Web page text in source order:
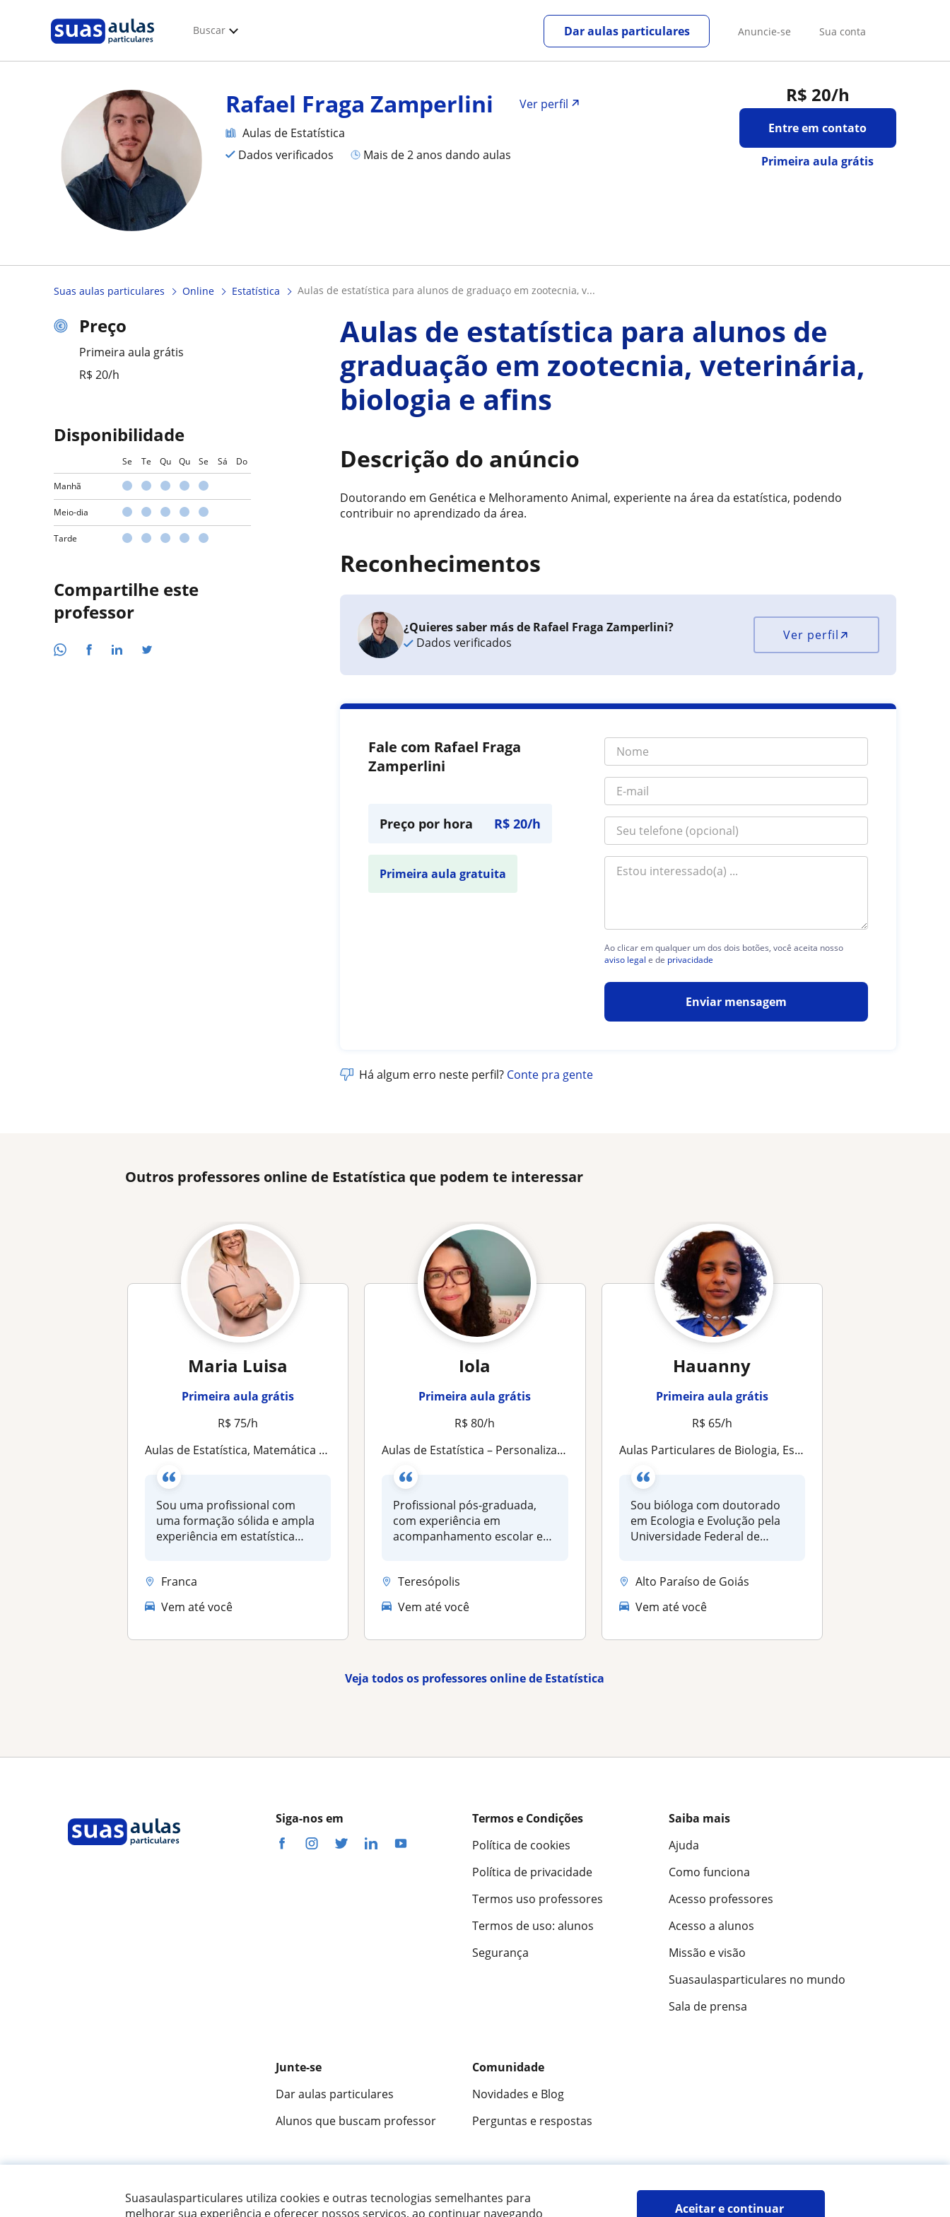
Suasaulasparticulares utiliza cookies e outras tecnologias semelhantes para
melhorar sua experiência e oferecer nossos serviços, ao continuar navegando
Aceitar e continuar
Buscar Anuncie-se Sua conta
Dar aulas particulares
R$ 20/h
Entre em contato
Primeira aula grátis
Rafael Fraga Zamperlini
Ver perfil
Aulas de Estatística
Dados verificados
mais de 2 anos dando aulas
Suas aulas particulares Online Estatística aulas de estatística para alunos de graduaço em zootecnia, v...
Preço
Primeira aula grátis
R$ 20/h
Disponibilidade
Se Te Qu Qu Se Sá Do
Manhã
Meio-dia
Tarde
Compartilhe este
professor
Aulas de estatística para alunos de
graduação em zootecnia, veterinária,
biologia e afins
Descrição do anúncio
Doutorando em Genética e Melhoramento Animal, experiente na área da estatística, podendo
contribuir no aprendizado da área.
Reconhecimentos
¿Quieres saber más de Rafael Fraga Zamperlini?
Dados verificados
Ver perfil
Fale com Rafael Fraga
Zamperlini
Preço por hora R$ 20/h
Primeira aula gratuita
Ao clicar em qualquer um dos dois botões, você aceita nosso
aviso legal e de privacidade
Enviar mensagem
Há algum erro neste perfil? Conte pra gente
Outros professores online de Estatística que podem te interessar
Maria Luisa
Primeira aula grátis
R$ 75/h
Aulas de Estatística, Matemática Básica e Financeira
Sou uma profissional com
uma formação sólida e ampla
experiência em estatística
Franca
Vem até você
Iola
Primeira aula grátis
R$ 80/h
Aulas de Estatística – Personalizadas para você
Profissional pós-graduada,
com experiência em
acompanhamento escolar e
Teresópolis
Vem até você
Hauanny
Primeira aula grátis
R$ 65/h
Aulas Particulares de Biologia, Estatística e Reforço Escolar | Doutora em Ecologia e Evolução
Sou bióloga com doutorado
em Ecologia e Evolução pela
Universidade Federal de
Alto Paraíso de Goiás
Vem até você
Veja todos os professores online de Estatística
Siga-nos em
Termos e Condições
Política de cookies
Política de privacidade
Termos uso professores
Termos de uso: alunos
Segurança
Saiba mais
Ajuda
Como funciona
Acesso professores
Acesso a alunos
Missão e visão
Suasaulasparticulares no mundo
Sala de prensa
Junte-se
Dar aulas particulares
Alunos que buscam professor
Comunidade
Novidades e Blog
Perguntas e respostas
opiniões de alunos